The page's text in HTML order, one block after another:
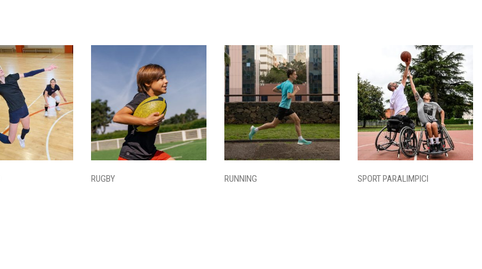
RUGBY RUNNING SPORT PARALIMPICI